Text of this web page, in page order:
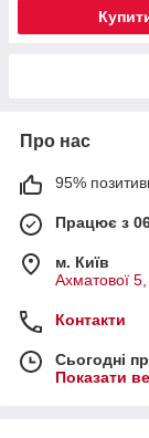
Про нас
95%
Працює з
м. Київ
Ахматової 5,
Контакти
Сьогодні
Показати